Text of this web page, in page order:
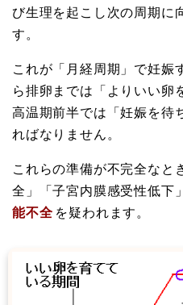
び生理を起こし次の周期に
す。
これが「月経周期」で妊娠
ら排卵までは「よりいい卵
高温期前半では「妊娠を待
ればなりません。
これらの準備が不完全なと
全」「子宮内膜感受性低下
能不全 を疑われます。